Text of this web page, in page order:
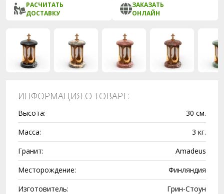
РАСЧИТАТЬ
ДОСТАВКУ
ЗАКАЗАТЬ
ОНЛАЙН
ИНФОРМАЦИЯ О ТОВАРЕ:
Высота:
30 см.
Масса:
3 кг.
Гранит:
Amadeus
Месторождение:
Финляндия
Изготовитель:
Грин-Стоун